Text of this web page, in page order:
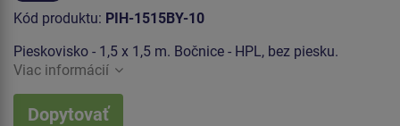
Kód produktu: PIH-1515BY-10
Pieskovisko - 1,5 x 1,5 m. Bočnice - HPL, bez piesku.
Viac informácií
Dopytovať